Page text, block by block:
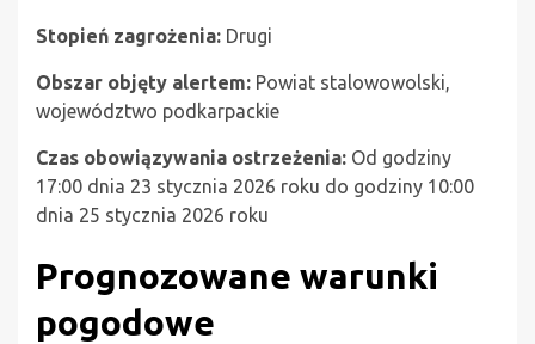
Stopień zagrożenia: Drugi
Obszar objęty alertem: Powiat stalowowolski,
województwo podkarpackie
Czas obowiązywania ostrzeżenia: Od godziny
17:00 dnia 23 stycznia 2026 roku do godziny 10:00
dnia 25 stycznia 2026 roku
Prognozowane warunki
pogodowe